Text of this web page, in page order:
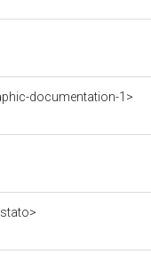
documentation-1>